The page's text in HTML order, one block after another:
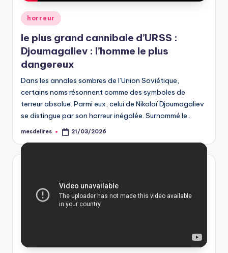
Posted
in
horreur
le plus grand cannibale d’URSS :
Djoumagaliev : l’homme le plus
dangereux
Dans les annales sombres de l’Union Soviétique,
certains noms résonnent comme des symboles de
terreur absolue. Parmi eux, celui de Nikolaï Djoumagaliev
se distingue par son horreur inégalée. Surnommé le…
Posted
mesdelires 21/03/2026